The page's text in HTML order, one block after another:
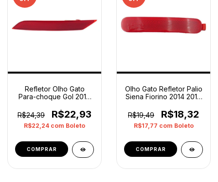
Refletor Olho Gato
Para-choque Gol 2017
Vermelho
R$24,39 R$22,93
R$22,24 com Boleto
Olho Gato Refletor Palio
Siena Fiorino 2014 2019
R$19,49
R$18,32
R$17,77 com Boleto